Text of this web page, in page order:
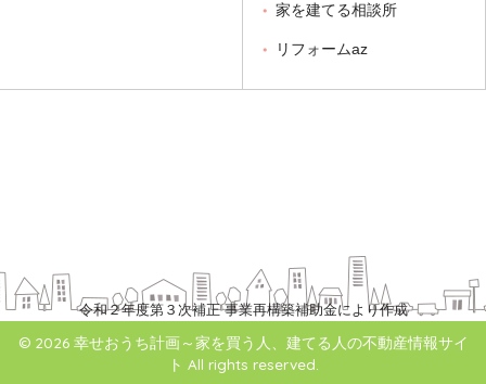
家を建てる相談所
リフォームaz
令和２年度第３次補正 事業再構築補助金により作成
© 2026 幸せおうち計画～家を買う人、建てる人の不動産情報サイ
ト All rights reserved.